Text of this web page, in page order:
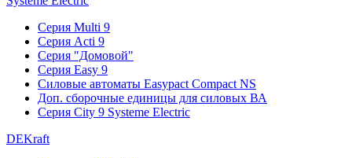
Серия Multi 9
Серия Acti 9
Серия "Домовой"
Серия Easy 9
Силовые автоматы Easypact Compact NS
Доп. сборочные единицы для силовых ВА
Серия City 9 Systeme Electric
DEKraft